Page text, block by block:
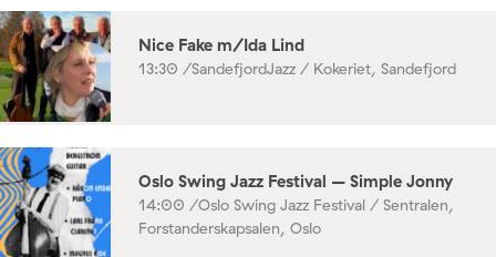
Nice Fake m/Ida Lind
13:30 /SandefjordJazz / Kokeriet, Sandefjord
Oslo Swing Jazz Festival – Simple Jonny
14:00 /Oslo Swing Jazz Festival / Sentralen,
Forstanderskapsalen, Oslo